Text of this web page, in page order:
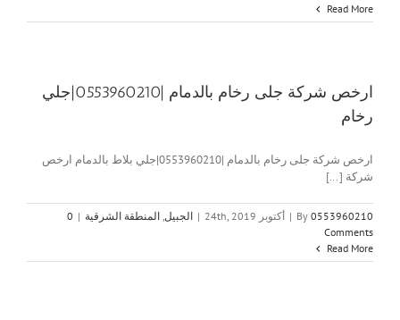
Read More
ارخص شركة جلى رخام بالدمام |0553960210|جلي
رخام
ارخص شركة جلى رخام بالدمام |0553960210|جلي بلاط بالدمام ارخص
شركة [...]
By 0553960210
| أكتوبر 24th, 2019 | الجبيل المنطقة الشرقية |
0
Comments
Read More